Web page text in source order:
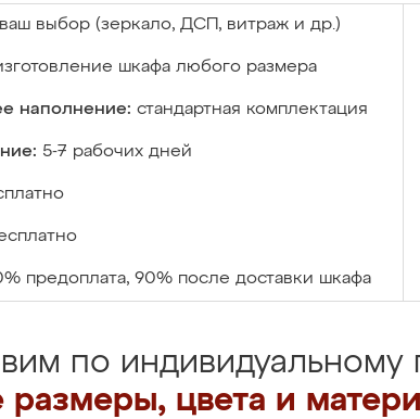
выбор (зеркало, ДСП, витраж и др.)
шкафа любого размера
наполнение: стандартная комплектация
5-7 рабочих дней
предоплата, 90% после доставки шкафа
по индивидуальному
цвета и